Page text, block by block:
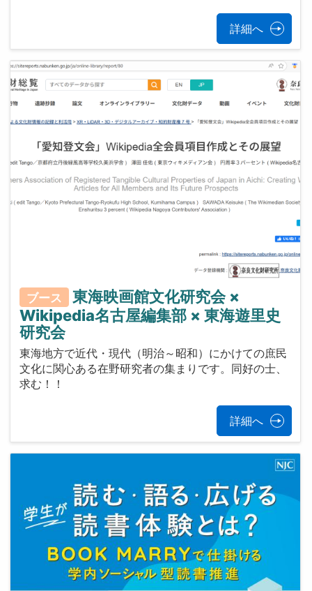
詳細へ
ブース
東海映画館文化研究会 ×
Wikipedia名古屋編集部 × 東海遊里史
研究会
東海地方で近代・現代（明治～昭和）にかけての庶民
文化に関心ある在野研究者の集まりです。同好の士、
求む！！
詳細へ